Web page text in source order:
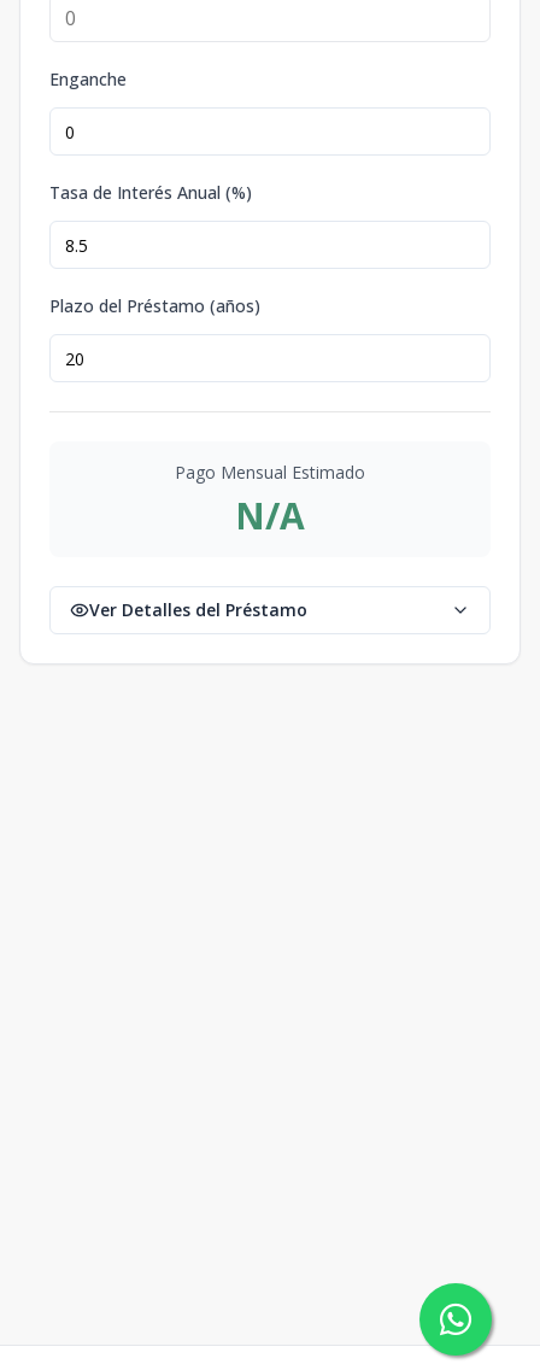
Enganche
Tasa de Interés Anual (%)
Plazo del Préstamo (años)
Pago Mensual Estimado
N/A
Ver Detalles del Préstamo